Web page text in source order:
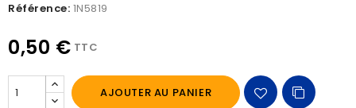
Référence: 1N5819
0,50 € TTC
AJOUTER AU PANIER